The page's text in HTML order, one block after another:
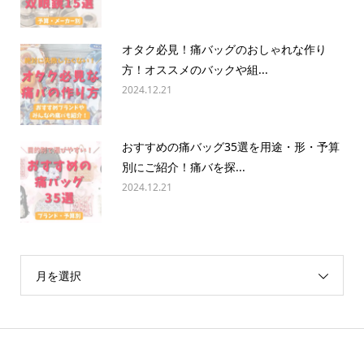
オタク必見！痛バッグのおしゃれな作り
方！オススメのバックや組...
2024.12.21
おすすめの痛バッグ35選を用途・形・予算
別にご紹介！痛バを探...
2024.12.21
月を選択